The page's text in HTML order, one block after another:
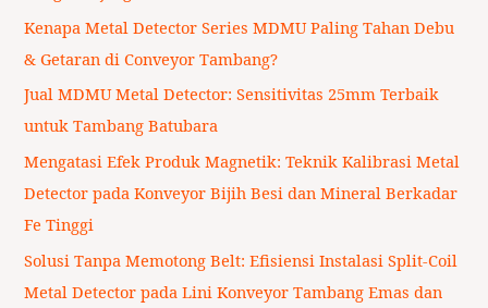
:
Kenapa Metal Detector Series MDMU Paling Tahan Debu
& Getaran di Conveyor Tambang?
Jual MDMU Metal Detector: Sensitivitas 25mm Terbaik
untuk Tambang Batubara
Mengatasi Efek Produk Magnetik: Teknik Kalibrasi Metal
Detector pada Konveyor Bijih Besi dan Mineral Berkadar
Fe Tinggi
Solusi Tanpa Memotong Belt: Efisiensi Instalasi Split-Coil
Metal Detector pada Lini Konveyor Tambang Emas dan